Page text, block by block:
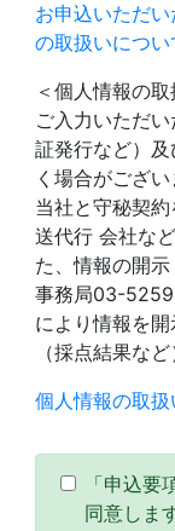
お申込いただ
の取扱いについ
＜個人情報の
ご入力いただ
証発行など）
く場合がござ
当社と守秘契
送代行 会社な
た、情報の開示
事務局03-
により情報を
（採点結果など
個人情報の取扱
「申込
同意しま